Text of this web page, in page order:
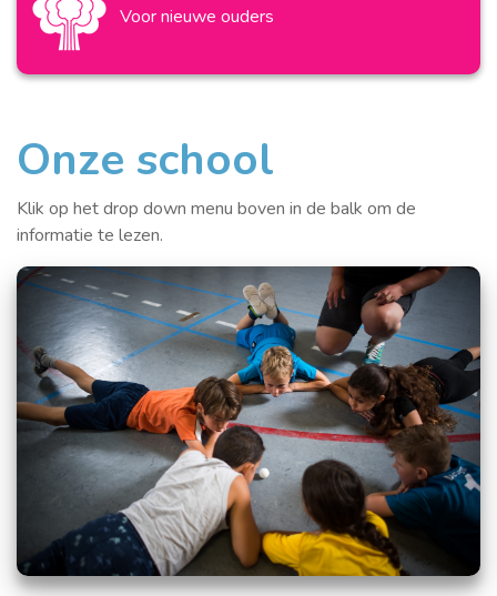
Voor nieuwe ouders
Onze school
Klik op het drop down menu boven in de balk om de
informatie te lezen.